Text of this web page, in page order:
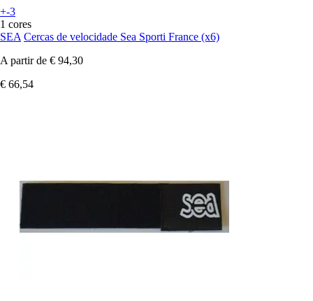
+-3
1 cores
SEA Cercas de velocidade Sea Sporti France (x6)
A partir de € 94,30
€ 66,54